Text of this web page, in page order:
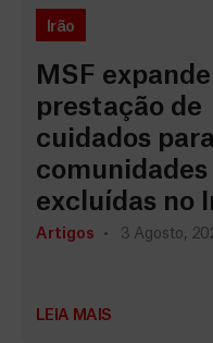
Irão
MSF
prestação de
cuidados
comunidades
excluídas no
Artigos 3 Agosto,
LEIA MAIS